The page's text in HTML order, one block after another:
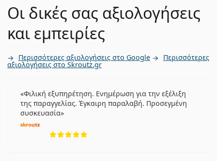
Οι δικές σας αξιολογήσεις
και εμπειρίες
Περισσότερες αξιολογήσεις στο Google Περισσότερες
αξιολογήσεις στο Skroutz.gr
Φιλική εξυπηρέτηση. Ενημέρωση για την εξέλιξη
της παραγγελίας. Έγκαιρη παραλαβή. Προσεγμένη
συσκευασία